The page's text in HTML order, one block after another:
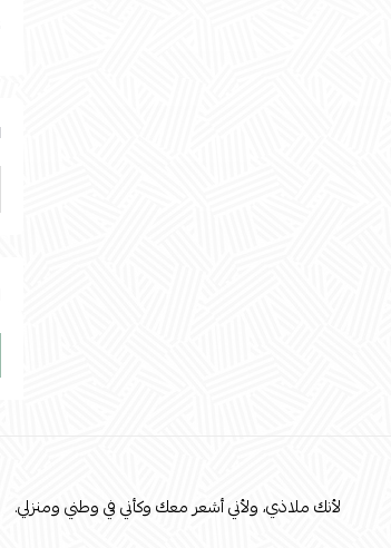
لأنك ملاذي، ولأني أشعر معك وكأني في وطني ومنزلي.